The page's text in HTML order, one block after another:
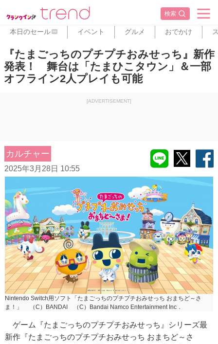
検索
本日のセール PR イベント グルメ おでかけ
『たまごっちのプチプチおみせっち』新作
発表！ 舞台は「たまひこタウン」＆一部
オフライン2人プレイも可能
[ADVERTISEMENT]
カルチャー
2025年3月28日 10:55
Nintendo Switch用ソフト「たまごっちのプチプチおみせっち おまちど～さ
ま！」 （C）BANDAI （C）Bandai Namco Entertainment Inc．
ゲーム『たまごっちのプチプチおみせっち』シリーズ最
新作『たまごっちのプチプチおみせっち おまちど～さ